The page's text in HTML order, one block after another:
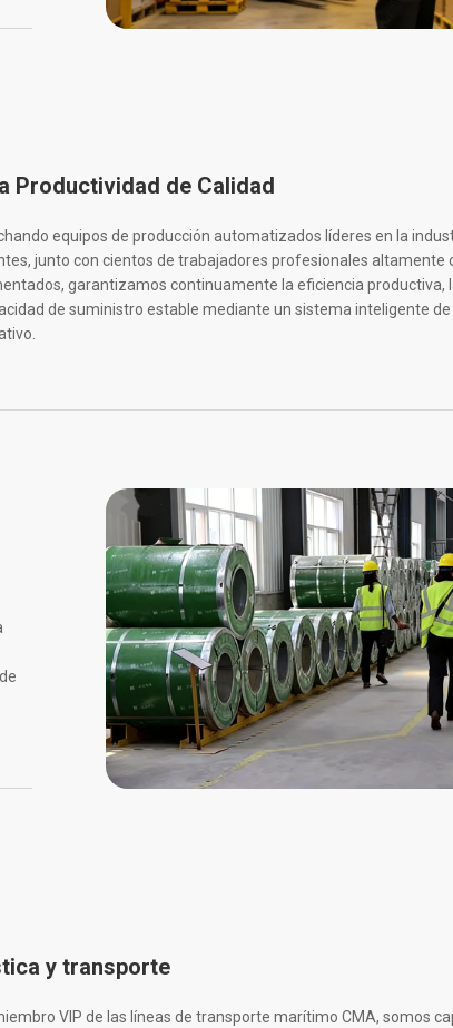
Productividad de Calidad
equipos de producción automatizados líderes en la
junto con cientos de trabajadores profesionales altamente
garantizamos continuamente la eficiencia productiva,
de suministro estable mediante un sistema inteligente
y transporte
VIP de las líneas de transporte marítimo CMA, somos